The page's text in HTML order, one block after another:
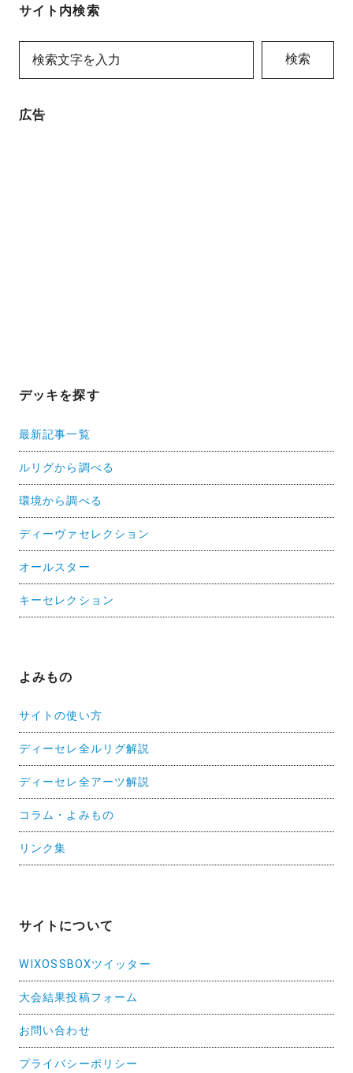
サイト内検索
検索
広告
デッキを探す
最新記事一覧
ルリグから調べる
環境から調べる
ディーヴァセレクション
オールスター
キーセレクション
よみもの
サイトの使い方
ディーセレ全ルリグ解説
ディーセレ全アーツ解説
コラム・よみもの
リンク集
サイトについて
WIXOSSBOXツイッター
大会結果投稿フォーム
お問い合わせ
プライバシーポリシー